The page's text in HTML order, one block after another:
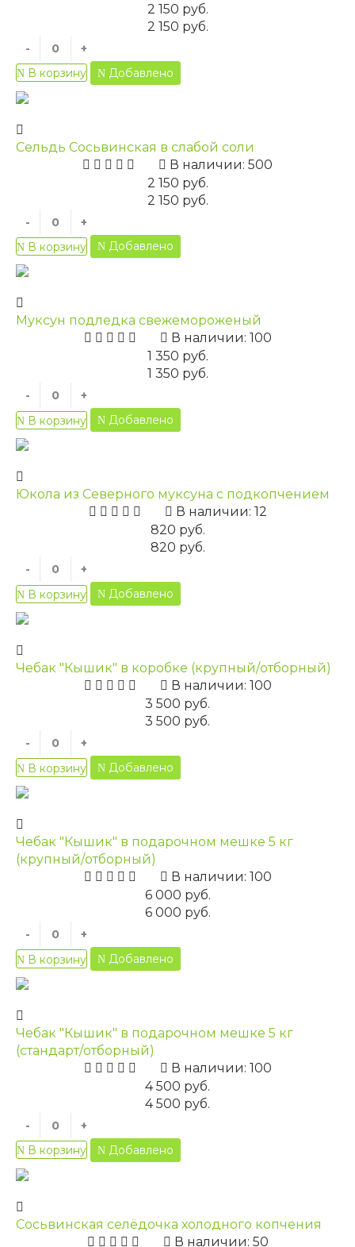
2 150 руб.
2 150 руб.
-
+
В корзину
Добавлено
Сельдь Сосьвинская в слабой соли
В наличии: 500
2 150 руб.
2 150 руб.
-
+
В корзину
Добавлено
Муксун подледка свежемороженый
В наличии: 100
1 350 руб.
1 350 руб.
-
+
В корзину
Добавлено
Юкола из Северного муксуна с подкопчением
В наличии: 12
820 руб.
820 руб.
-
+
В корзину
Добавлено
Чебак "Кышик" в коробке (крупный/отборный)
В наличии: 100
3 500 руб.
3 500 руб.
-
+
В корзину
Добавлено
Чебак "Кышик" в подарочном мешке 5 кг
(крупный/отборный)
В наличии: 100
6 000 руб.
6 000 руб.
-
+
В корзину
Добавлено
Чебак "Кышик" в подарочном мешке 5 кг
(стандарт/отборный)
В наличии: 100
4 500 руб.
4 500 руб.
-
+
В корзину
Добавлено
Сосьвинская селёдочка холодного копчения
В наличии: 50